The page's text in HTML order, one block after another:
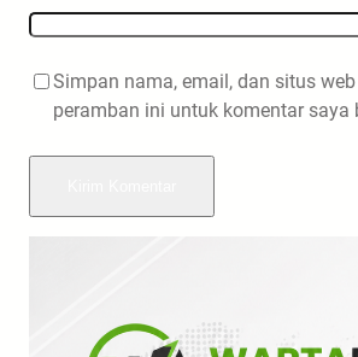
Simpan nama, email, dan situs
peramban ini untuk komentar saya